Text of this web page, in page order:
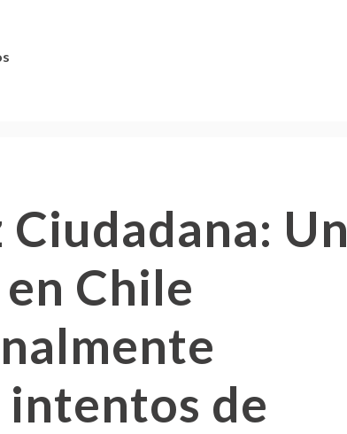
Ciudadana: Un
Chile
de